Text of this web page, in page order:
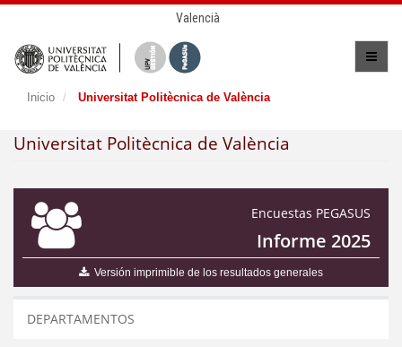
Valencià
Inicio Universitat Politècnica de València
Universitat Politècnica de València
Encuestas PEGASUS
Informe 2025
Versión imprimible de los resultados generales
DEPARTAMENTOS